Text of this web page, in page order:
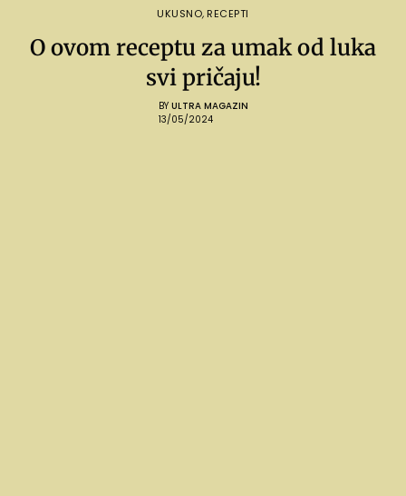
UKUSNO, RECEPTI
O ovom receptu za umak od luka
svi pričaju!
BY ULTRA MAGAZIN
13/05/2024